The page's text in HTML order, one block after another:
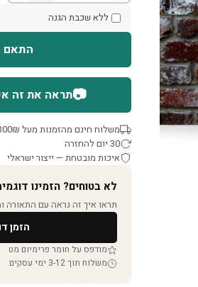
ללא שכבת הגנה
התאם
📷תראה את זה
משלוח חינם מהזמנות מעל 300₪
30 יום להחזרה
איכות מובטחת — ייצור ישראלי
לא בטוחים? הזמינו
תראו איך זה נראה עם התאורה
הזמן
מודפס על חומר פרימיום מט
משלוח תוך 3-12 ימי עסקים